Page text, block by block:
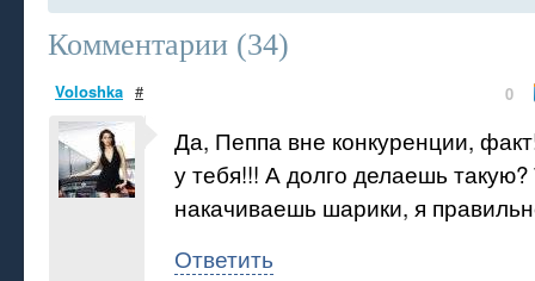
Комментарии (34)
Voloshka # 0
Да, Пеппа вне конкуренции,
у тебя!!! А долго делаешь
накачиваешь шарики, я
Ответить